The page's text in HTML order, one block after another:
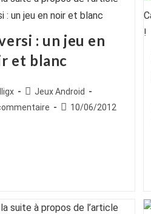
: un jeu en
et blanc
autrice
Post
category:
Jeux Android
Publication
10/06/2012